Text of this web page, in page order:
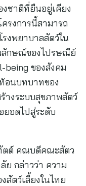
ชาติที่ยืนอยู่เคียง
รงการนี้สามารถ
งพยาบาลสัตว์ใน
ลักษณ์ของไปรษณีย์
being ของสังคม
อนบทบาทของ
างระบบสุขภาพสัตว์
ยอดไปสู่ระดับ
ตต์ คณบดีคณะสัตว
กล่าวว่า ความ
สัตว์เลี้ยงในไทย